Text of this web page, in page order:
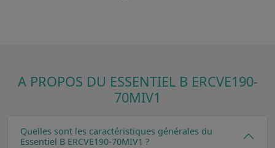
A PROPOS DU ESSENTIEL B ERCVE190-
70MIV1
Quelles sont les caractéristiques générales du
Essentiel B ERCVE190-70MIV1 ?